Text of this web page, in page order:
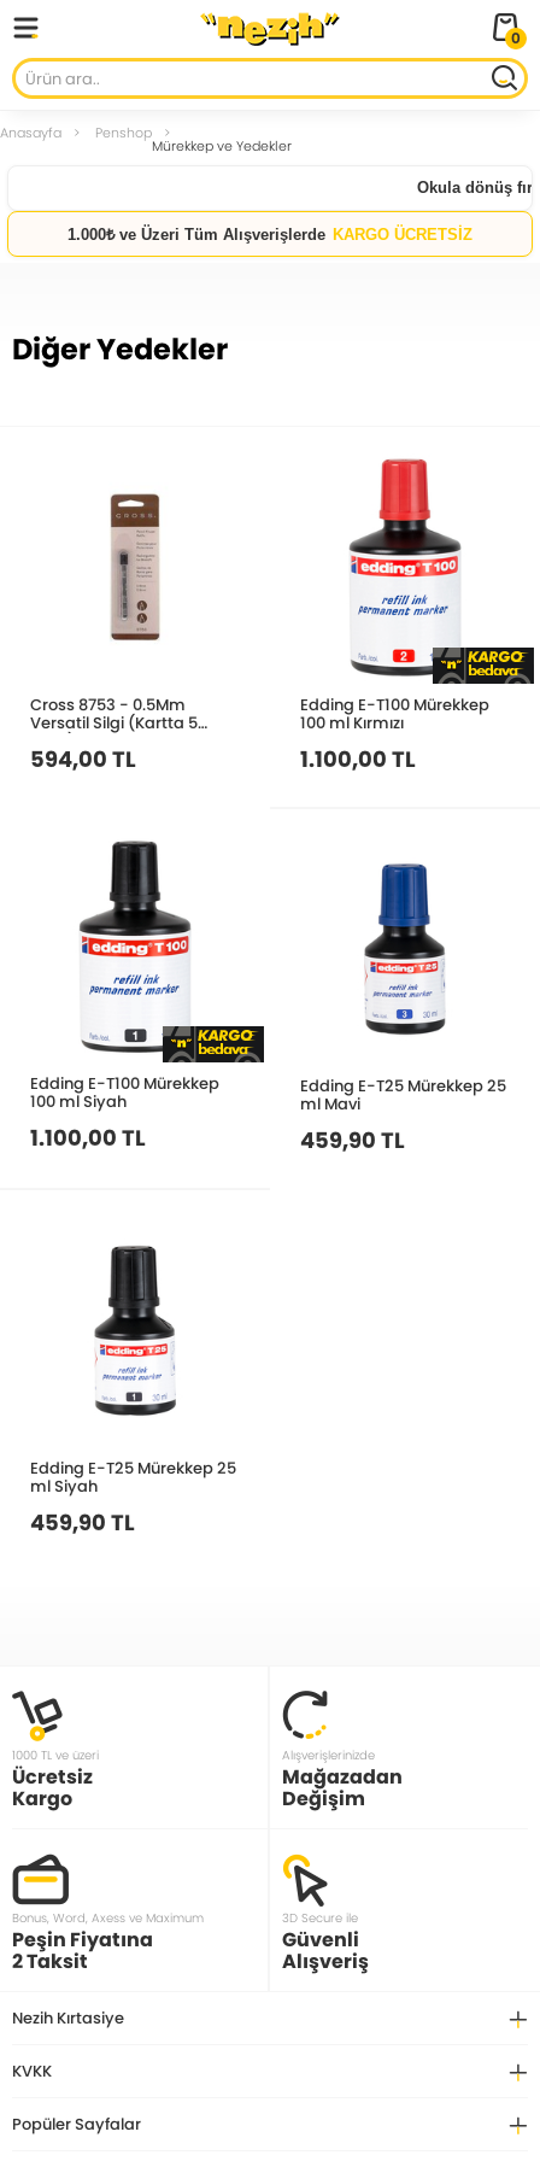
0
Anasayfa Penshop
Mürekkep ve Yedekler
Okula dönüş
1.000₺ ve Üzeri Tüm Alışverişlerde KARGO ÜCRETSİZ
Diğer Yedekler
Cross 8753 - 0.5Mm
Versatil Silgi (Kartta 5
Adet)
594,00 TL
Edding E-T100 Mürekkep
100 ml Kırmızı
1.100,00 TL
Edding E-T100 Mürekkep
100 ml Siyah
1.100,00 TL
Edding E-T25 Mürekkep 25
ml Mavi
459,90 TL
Edding E-T25 Mürekkep 25
ml Siyah
459,90 TL
1000 TL ve üzeri
Ücretsiz
Kargo
Alışverişlerinizde
Mağazadan
Değişim
Bonus, Word, Axess ve Maximum
Peşin Fiyatına
2 Taksit
3D Secure ile
Güvenli
Alışveriş
Nezih Kırtasiye
KVKK
Popüler Sayfalar